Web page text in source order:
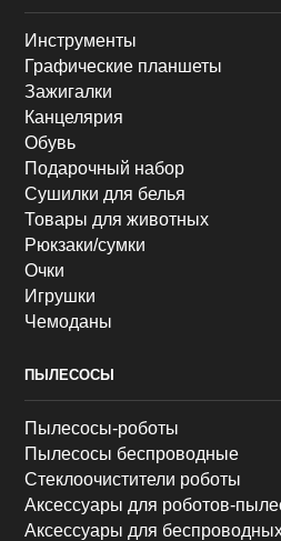
Инструменты
Графические планшеты
Зажигалки
Канцелярия
Обувь
Подарочный набор
Сушилки для белья
Товары для животных
Рюкзаки/сумки
Очки
Игрушки
Чемоданы
ПЫЛЕСОСЫ
Пылесосы-роботы
Пылесосы беспроводные
Стеклоочистители роботы
Аксессуары для роботов-
Аксессуары для